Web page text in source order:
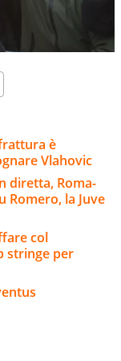
è
Vlahovic
diretta, Roma-
Romero, la Juve
col
stringe per